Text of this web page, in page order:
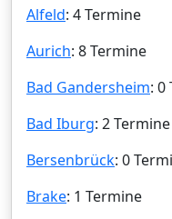
Alfeld: 4 Termine
Aurich: 8 Termine
Bad Gandersheim: 0
Bad Iburg: 2 Termine
Bersenbrück: 0
Brake: 1 Termine